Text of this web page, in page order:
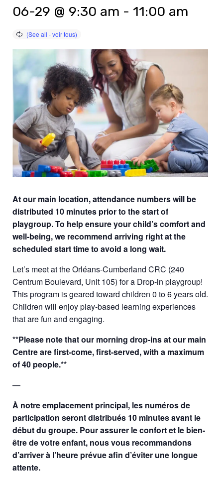
06-29 @ 9:30 am - 11:00 am
At our main location, attendance numbers will be
distributed 10 minutes prior to the start of
playgroup. To help ensure your child’s comfort and
well-being, we recommend arriving right at the
scheduled start time to avoid a long wait.
Let’s meet at the Orléans-Cumberland CRC (240
Centrum Boulevard, Unit 105) for a Drop-in playgroup!
This program is geared toward children 0 to 6 years old.
Children will enjoy play-based learning experiences
that are fun and engaging.
**Please note that our morning drop-ins at our main
Centre are first-come, first-served, with a maximum
of 40 people.**
—
À notre emplacement principal, les numéros de
participation seront distribués 10 minutes avant le
début du groupe. Pour assurer le confort et le bien-
être de votre enfant, nous vous recommandons
d’arriver à l’heure prévue afin d’éviter une longue
attente.